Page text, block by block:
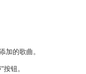
加的歌曲。
钮。